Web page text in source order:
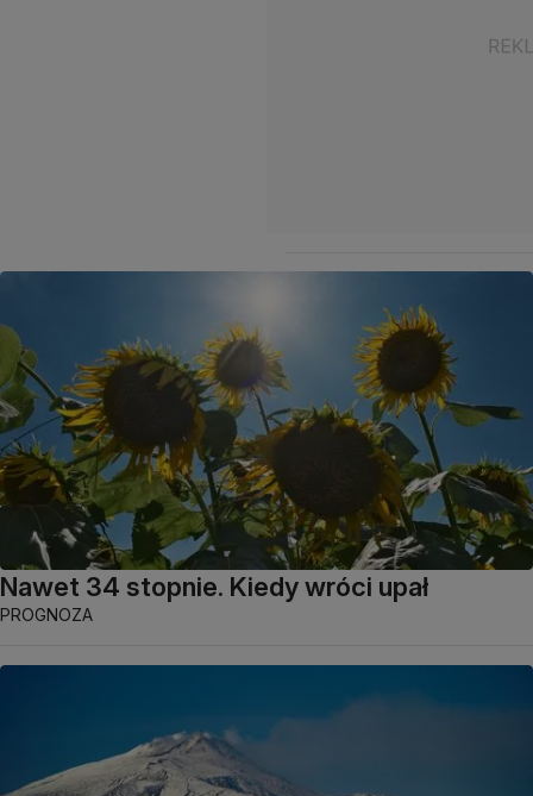
Nawet 34 stopnie. Kiedy wróci upał
PROGNOZA